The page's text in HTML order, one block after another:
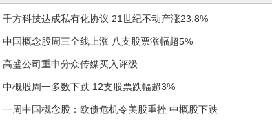
千方科技达成私有化协议 21世纪不动产涨23.8%
中国概念股周三全线上涨 八支股票涨幅超5%
高盛公司重申分众传媒买入评级
中概股周一多数下跌 12支股票跌幅超3%
一周中国概念股：欧债危机令美股重挫 中概股下跌